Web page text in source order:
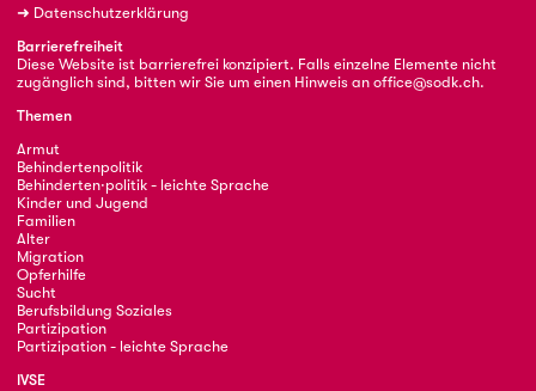
➜ Datenschutzerklärung
Barrierefreiheit
Diese Website ist barrierefrei konzipiert. Falls einzelne Elemente nicht
zugänglich sind, bitten wir Sie um einen Hinweis an office@sodk.ch.
Themen
Armut
Behindertenpolitik
Behinderten·politik - leichte Sprache
Kinder und Jugend
Familien
Alter
Migration
Opferhilfe
Sucht
Berufsbildung Soziales
Partizipation
Partizipation - leichte Sprache
IVSE